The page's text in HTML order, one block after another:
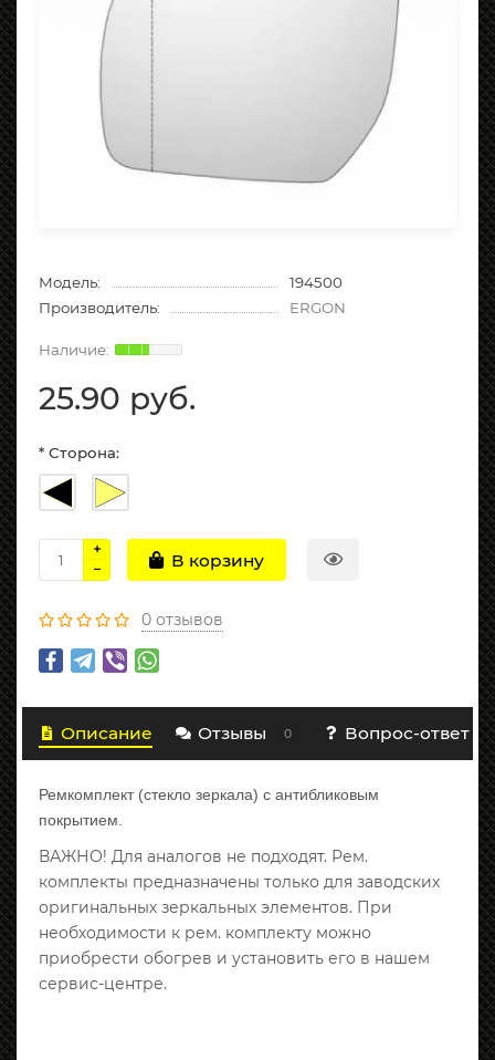
Модель:
194500
Производитель:
ERGON
25.90 руб.
* Сторона:
В корзину
0 отзывов
Описание Отзывы 0 Вопрос-ответ 0
Ремкомплект (стекло зеркала) с антибликовым
покрытием.
ВАЖНО! Для аналогов не подходят. Рем.
комплекты предназначены только для заводских
оригинальных зеркальных элементов. При
необходимости к рем. комплекту можно
приобрести обогрев и установить его в нашем
сервис-центре.